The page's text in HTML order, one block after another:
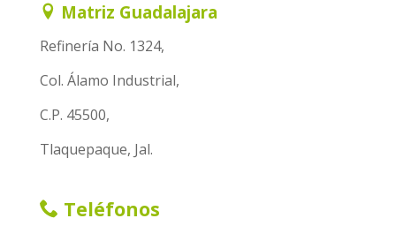
Matriz Guadalajara
Refinería No. 1324,
Col. Álamo Industrial,
C.P. 45500,
Tlaquepaque, Jal.
Teléfonos